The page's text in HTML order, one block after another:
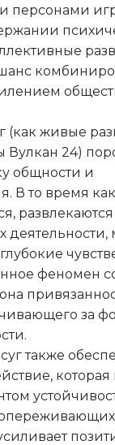
персонами
(как живые
Вулкан 24)
общности и
В то время
феномен
за
также
которая